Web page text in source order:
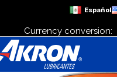
Currency conversion:
Español